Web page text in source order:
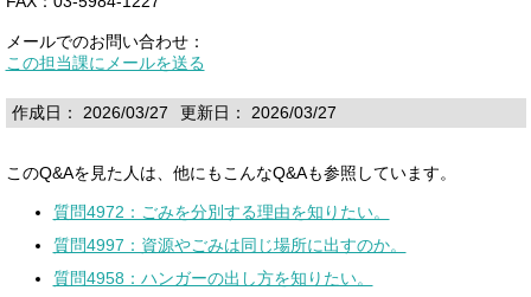
メールでのお問い合わせ：
この担当課にメールを送る
作成日： 2026/03/27 更新日： 2026/03/27
このQ&Aを見た人は、他にもこんなQ&Aも参照しています。
質問4972：ごみを分別する理由を知りたい。
質問4997：資源やごみは同じ場所に出すのか。
質問4958：ハンガーの出し方を知りたい。